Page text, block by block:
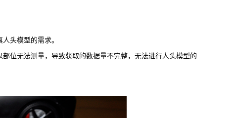
头模型的需求。
位无法测量，导致获取的数据量不完整，无法进行人头模型的